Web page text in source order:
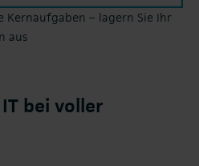
Kernaufgaben – lagern Sie Ihr
aus
bei voller